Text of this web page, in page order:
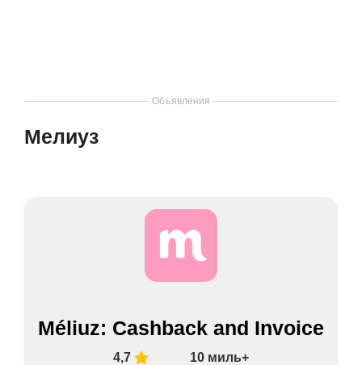
Объявления
Мелиуз
Méliuz: Cashback and Invoice
4,7 10 миль+